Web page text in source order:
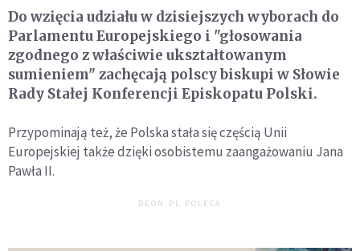
Do wzięcia udziału w dzisiejszych wyborach do
Parlamentu Europejskiego i "głosowania
zgodnego z właściwie ukształtowanym
sumieniem" zachęcają polscy biskupi w Słowie
Rady Stałej Konferencji Episkopatu Polski.
Przypominają też, że Polska stała się częścią Unii
Europejskiej także dzięki osobistemu zaangażowaniu Jana
Pawła II.
DEON.PL POLECA